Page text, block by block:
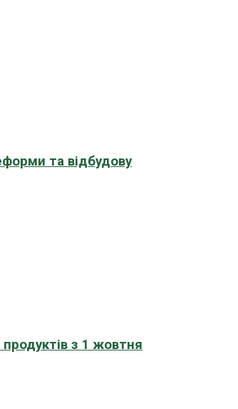
та відбудову
з 1 жовтня